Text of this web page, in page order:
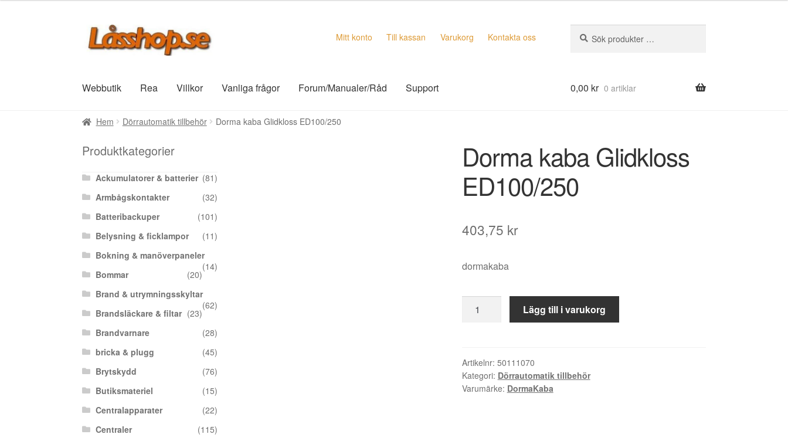
Hoppa
till
Hoppa
till
Mitt konto Till kassan Varukorg Kontakta oss
efter:
Webbutik Rea Villkor Vanliga frågor Forum/Manualer/Råd Support 0,00 kr 0 artiklar
Hem Dörrautomatik tillbehör Dorma kaba Glidkloss ED100/250
Dorma kaba Glidkloss
ED100/250
403,75 kr
dormakaba
kaba
mängd
Lägg till i varukorg
Artikelnr: 50111070
Kategori: Dörrautomatik tillbehör
Varumärke: DormaKaba
Produktkategorier
Ackumulatorer & batterier (81)
Armbågskontakter
(32)
Batteribackuper
(101)
Belysning & ficklampor
(11)
Bokning & manöverpaneler
(14)
Bommar
(20)
Brand & utrymningsskyltar
(62)
Brandsläckare & filtar (23)
Brandvarnare
(28)
bricka & plugg
(45)
Brytskydd
(76)
Butiksmateriel
(15)
Centralapparater
(22)
Centraler
(115)